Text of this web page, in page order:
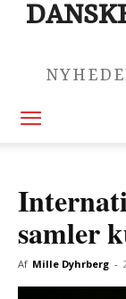
samler
Af Mille Dyhrberg -